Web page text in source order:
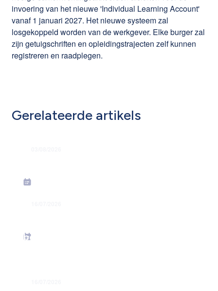
invoering van het nieuwe 'Individual Learning Account'
vanaf 1 januari 2027. Het nieuwe systeem zal
losgekoppeld worden van de werkgever. Elke burger zal
zijn getuigschriften en opleidingstrajecten zelf kunnen
registreren en raadplegen.
Gerelateerde artikels
bedrag juni 2026